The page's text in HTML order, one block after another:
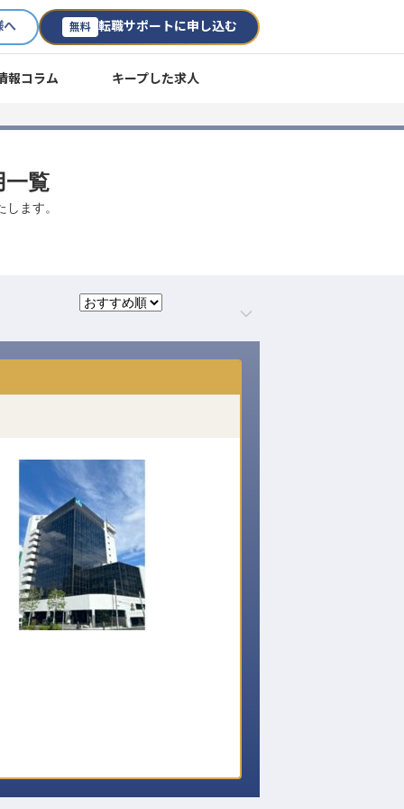
へ 無料 転職サポートに申し込む
報コラム キープした求人
一覧
ます。